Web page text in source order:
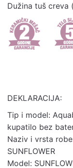
Dužina tuš creva
DEKLARACIJA:
Tip i model:
kupatilo bez
Naziv i vrsta
SUNFLOWER
Model: